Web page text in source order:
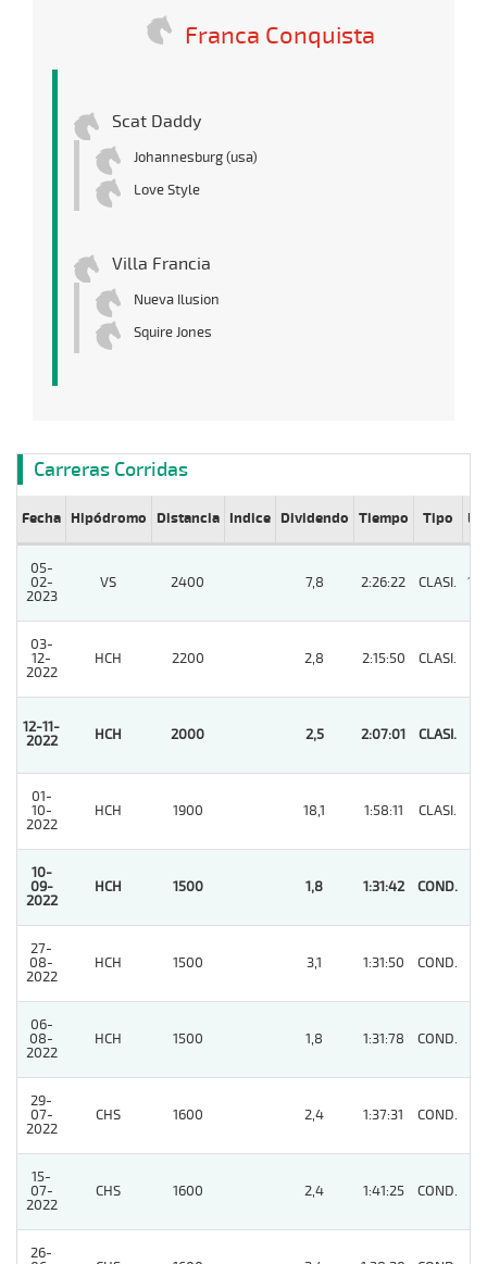
Franca Conquista
Scat Daddy
Johannesburg (usa)
Love Style
Villa Francia
Nueva Ilusion
Squire Jones
Carreras Corridas
Fecha Hipódromo Distancia Indice Dividendo Tiempo Tipo Lº
05-
02-
2023
VS 2400 7,8 2:26:22 CLASI. 13
03-
12-
2022
HCH 2200 2,8 2:15:50 CLASI.
12-11-
2022
HCH 2000 2,5 2:07:01 CLASI.
01-
10-
2022
HCH 1900 18,1 1:58:11 CLASI.
10-
09-
2022
HCH 1500 1,8 1:31:42 COND.
27-
08-
2022
HCH 1500 3,1 1:31:50 COND.
06-
08-
2022
HCH 1500 1,8 1:31:78 COND.
29-
07-
2022
CHS 1600 2,4 1:37:31 COND.
15-
07-
2022
CHS 1600 2,4 1:41:25 COND.
26-